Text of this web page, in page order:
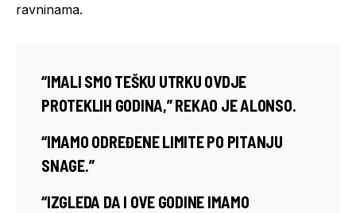
ravninama.
“IMALI SMO TEŠKU UTRKU OVDJE
PROTEKLIH GODINA,” REKAO JE ALONSO.
“IMAMO ODREĐENE LIMITE PO PITANJU
SNAGE.”
“IZGLEDA DA I OVE GODINE IMAMO